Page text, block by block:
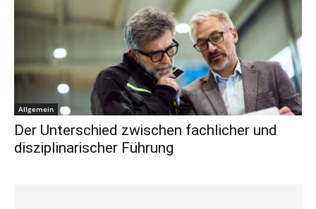
Allgemein
Der Unterschied zwischen fachlicher und
disziplinarischer Führung